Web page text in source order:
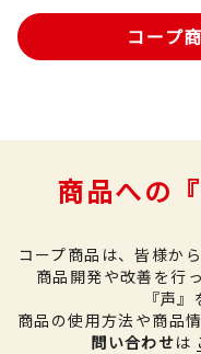
コープ
商品への
コープ商品は、皆様か
商品開発や改善を行
『声
商品の使用方法や商品
問い合わせは